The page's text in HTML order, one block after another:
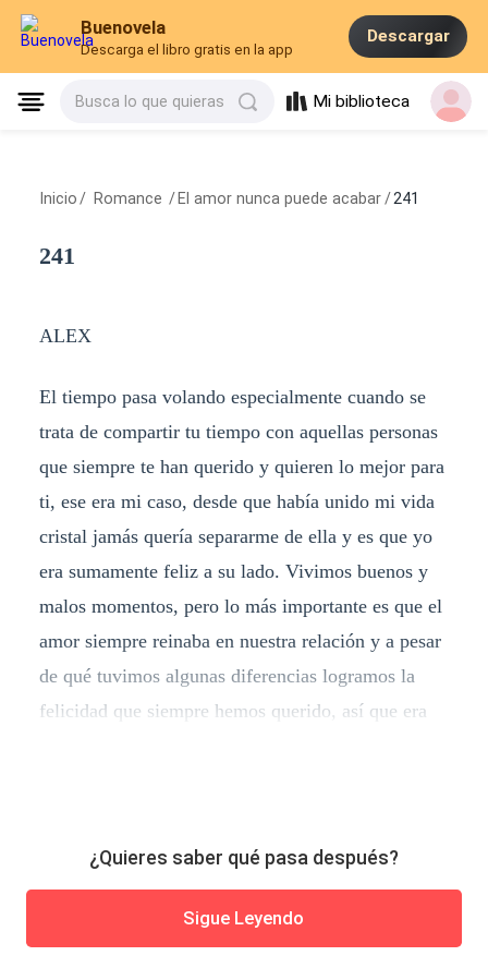
Buenovela
Descarga el libro gratis en la app
Descargar
Busca lo que quieras Mi biblioteca
Inicio / Romance / El amor nunca puede acabar / 241
241
ALEX
El tiempo pasa volando especialmente cuando se
trata de compartir tu tiempo con aquellas personas
que siempre te han querido y quieren lo mejor para
ti, ese era mi caso, desde que había unido mi vida
cristal jamás quería separarme de ella y es que yo
era sumamente feliz a su lado. Vivimos buenos y
malos momentos, pero lo más importante es que el
amor siempre reinaba en nuestra relación y a pesar
de qué tuvimos algunas diferencias logramos la
felicidad que siempre hemos querido, así que era
¿Quieres saber qué pasa después?
Sigue Leyendo